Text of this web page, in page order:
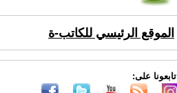
الموقع الرئيسي للكاتب-ة
تابعونا على: